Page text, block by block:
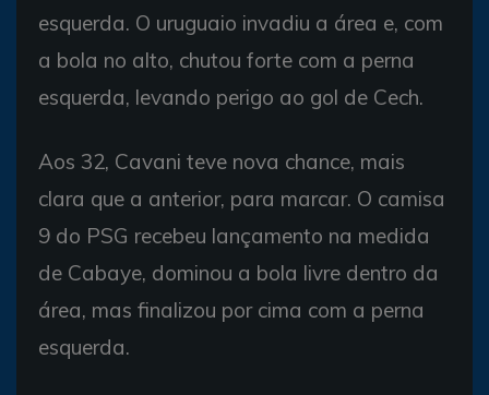
esquerda. O uruguaio invadiu a área e, com
a bola no alto, chutou forte com a perna
esquerda, levando perigo ao gol de Cech.
Aos 32, Cavani teve nova chance, mais
clara que a anterior, para marcar. O camisa
9 do PSG recebeu lançamento na medida
de Cabaye, dominou a bola livre dentro da
área, mas finalizou por cima com a perna
esquerda.